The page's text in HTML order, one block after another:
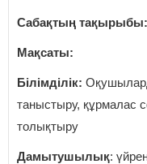
Сабақтың
Мақсаты:
Білімділік:
таныстыру, құрмалас
толықтыру
Дамытушылық: